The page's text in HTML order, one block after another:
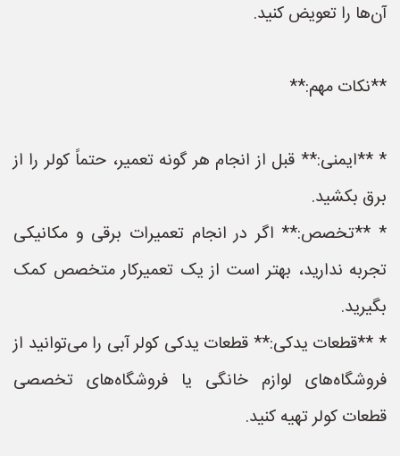
آن‌ها را تعویض کنید.
**نکات مهم:**
* **ایمنی:** قبل از انجام هر گونه تعمیر، حتماً کولر را از
برق بکشید.
* **تخصص:** اگر در انجام تعمیرات برقی و مکانیکی
تجربه ندارید، بهتر است از یک تعمیرکار متخصص کمک
بگیرید.
* **قطعات یدکی:** قطعات یدکی کولر آبی را می‌توانید از
فروشگاه‌های لوازم خانگی یا فروشگاه‌های تخصصی
قطعات کولر تهیه کنید.